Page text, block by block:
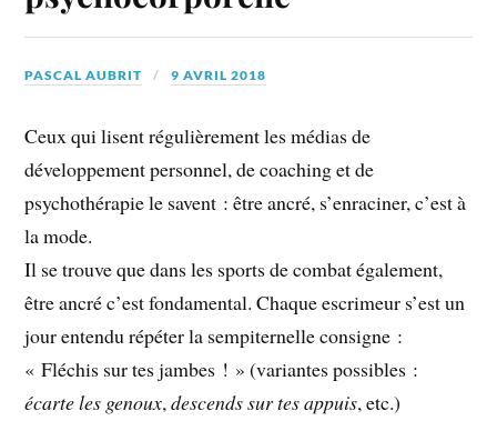
PASCAL AUBRIT 9 AVRIL 2018
Ceux qui lisent régulièrement les médias de
développement personnel, de coaching et de
psychothérapie le savent : être ancré, s’enraciner, c’est à
la mode.
Il se trouve que dans les sports de combat également,
être ancré c’est fondamental. Chaque escrimeur s’est un
jour entendu répéter la sempiternelle consigne :
« Fléchis sur tes jambes ! » (variantes possibles :
écarte les genoux,descends sur tes appuis, etc.)